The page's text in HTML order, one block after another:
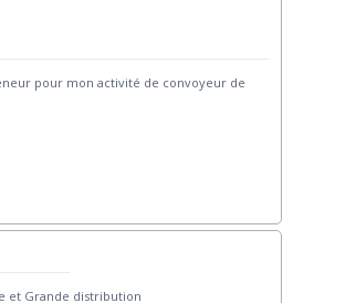
pour mon activité de convoyeur de
et Grande distribution